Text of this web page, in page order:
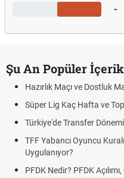
-
Şu An Popüler
Hazırlık Maçı ve Dostluk
Süper Lig Kaç Hafta ve
Türkiye'de Transfer
TFF Yabancı Oyuncu
Uygulanıyor?
PFDK Nedir? PFDK